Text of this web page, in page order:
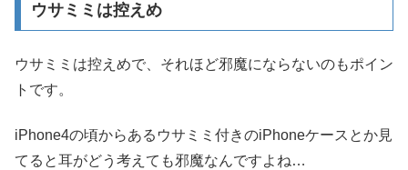
ウサミミは控えめ
ウサミミは控えめで、それほど邪魔にならないのもポイン
トです。
iPhone4の頃からあるウサミミ付きのiPhoneケースとか見
てると耳がどう考えても邪魔なんですよね…